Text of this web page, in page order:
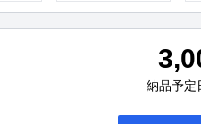
納品予定